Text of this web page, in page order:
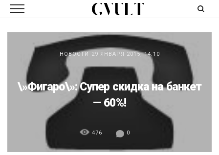
НОВОСТИ 29 ЯНВАРЯ 2015, 14:10
\»Фигаро\»: Супер скидка на банкет
— 60%!
476 0